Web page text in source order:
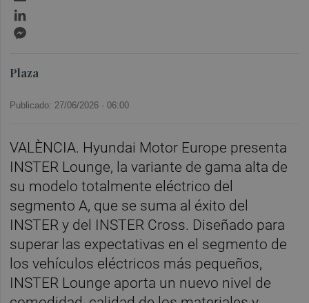
Plaza
Publicado: 27/06/2026 ·06:00
VALÈNCIA. Hyundai Motor Europe presenta
INSTER Lounge, la variante de gama alta de
su modelo totalmente eléctrico del
segmento A, que se suma al éxito del
INSTER y del INSTER Cross. Diseñado para
superar las expectativas en el segmento de
los vehículos eléctricos más pequeños,
INSTER Lounge aporta un nuevo nivel de